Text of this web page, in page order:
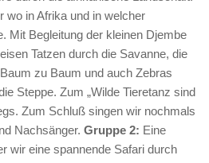
wo in Afrika und in welcher
Mit Begleitung der kleinen Djembe
Tatzen durch die Savanne, die
zu Baum und auch Zebras
Steppe. Zum „Wilde Tieretanz sind
Zum Schluß singen wir nochmals
Nachsänger. Gruppe 2: Eine
wir eine spannende Safari durch